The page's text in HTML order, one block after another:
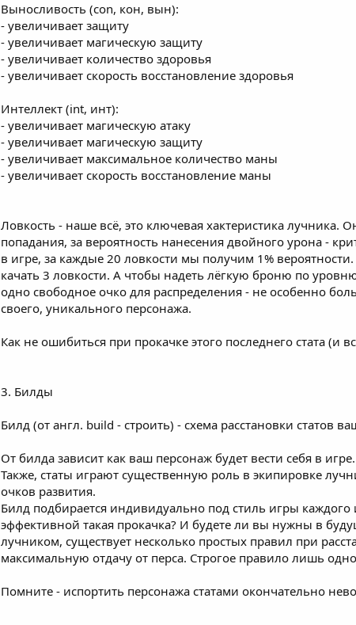
Выносливость (con, кон, вын):
- увеличивает защиту
- увеличивает магическую защиту
- увеличивает количество здоровья
- увеличивает скорость восстановление здоровья
Интеллект (int, инт):
- увеличивает магическую атаку
- увеличивает магическую защиту
- увеличивает максимальное количество маны
- увеличивает скорость восстановление маны
Ловкость - наше всё, это ключевая хактеристика лучника.
попадания, за вероятность нанесения двойного урона -
в игре, за каждые 20 ловкости мы получим 1%
качать 3 ловкости. А чтобы надеть лёгкую броню по
одно свободное очко для распределения - не особенно
своего, уникального персонажа.
Как не ошибиться при прокачке этого последнего стата (и
3. Билды
Билд (от англ. build - строить) - схема расстановки статов
От билда зависит как ваш персонаж будет вести себя в
Также, статы играют существенную роль в экипировке
очков развития.
Билд подбирается индивидуально под стиль игры
эффективной такая прокачка? И будете ли вы нужны в
лучником, существует несколько простых правил при
максимальную отдачу от перса. Строгое правило лишь
Помните - испортить персонажа статами окончательно